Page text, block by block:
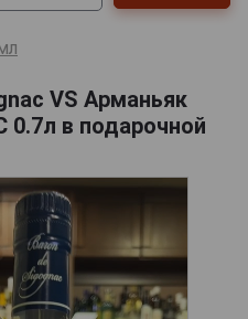
VS Арманьяк
0.7л в подарочной